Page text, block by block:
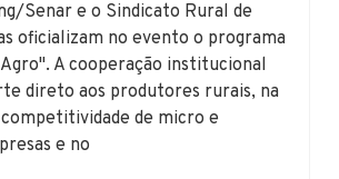
Senar e o Sindicato Rural de
oficializam no evento o programa
A cooperação institucional
direto aos produtores rurais, na
de micro e
e no